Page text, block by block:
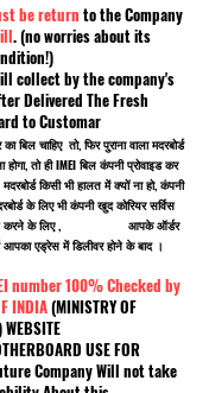
be returnto the Company
. (no worries about its
collect by the company's
Delivered The Fresh
to Customar
बिल चाहिए तो, फिर पुराना वाला मदरबोर्ड
तो ही IMEI बिल कंपनी प्रोवाइड कर
किसी भी हालत में क्यों ना हो, कंपनी
के लिए भी कंपनी खुद कोरियर सर्विस
करने के लिए , आपके ऑर्डर
आपका एड्रेस में डिलीवर होने के बाद ।
number 100% Checked by
INDIA(MINISTRY OF
WEBSITE
USE FOR
Company Will not take